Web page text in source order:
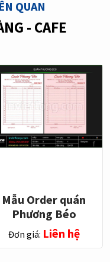
QUAN
- CAFE
Mẫu Order quán
Phương Béo
Đơn giá: Liên hệ